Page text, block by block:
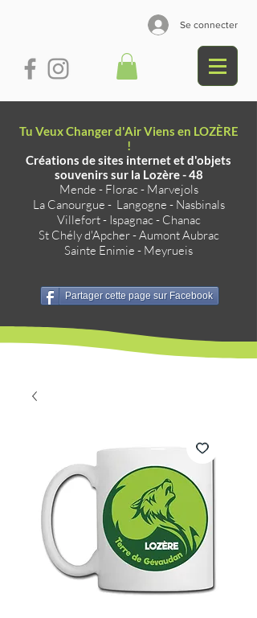
Se connecter
Tu Veux Changer d'Air Viens en LOZÈRE
!
Créations de sites internet et d'objets
souvenirs sur la Lozère - 48
Mende - Florac- Marvejols
La Canourgue - Langogne - Nasbinals
Villefort- Ispagnac- Chanac
St Chély d'Apcher-Aumont Aubrac
Sainte Enimie - Meyrueis
Partager cette page sur Facebook